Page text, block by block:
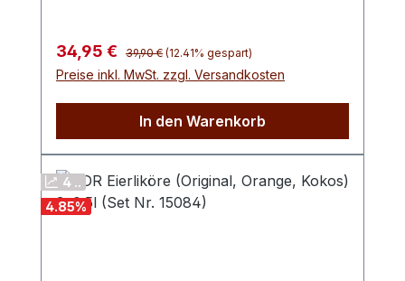
Verkaufspreis:
34,95 € Regulärer Preis:
39,90 € (12.41% gespart)
Preise inkl. MwSt. zzgl. Versandkosten
In den Warenkorb
4 ..
4.85%